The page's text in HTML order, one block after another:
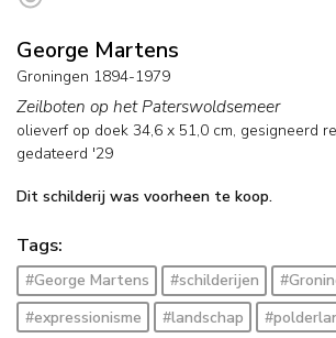
George Martens
Groningen 1894-1979
Zeilboten op het Paterswoldsemeer
olieverf op doek 34,6 x 51,0 cm, gesigneerd
gedateerd '29
Dit schilderij was voorheen te koop.
Tags:
#George Martens #schilderijen
#expressionisme
#landschap